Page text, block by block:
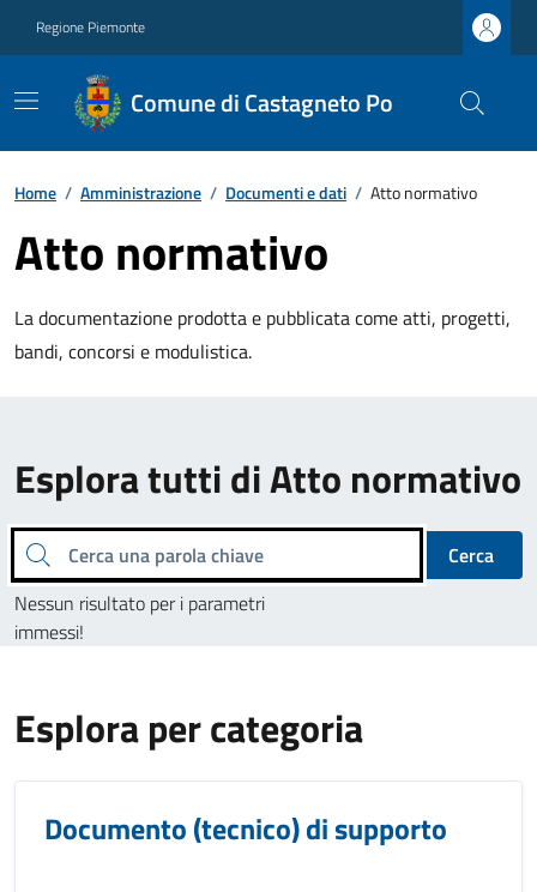
Regione Piemonte
Comune di Castagneto Po
Home / Amministrazione / Documenti e dati / Atto normativo
Atto normativo
La documentazione prodotta e pubblicata come atti, progetti,
bandi, concorsi e modulistica.
Esplora tutti di Atto normativo
Cerca una parola chiave
Cerca
Nessun risultato per i parametri
immessi!
Esplora per categoria
Documento (tecnico) di supporto